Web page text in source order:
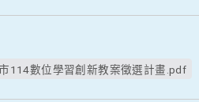
114數位學習創新教案徵選計畫.pdf